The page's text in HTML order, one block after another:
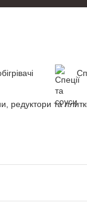
редуктори та